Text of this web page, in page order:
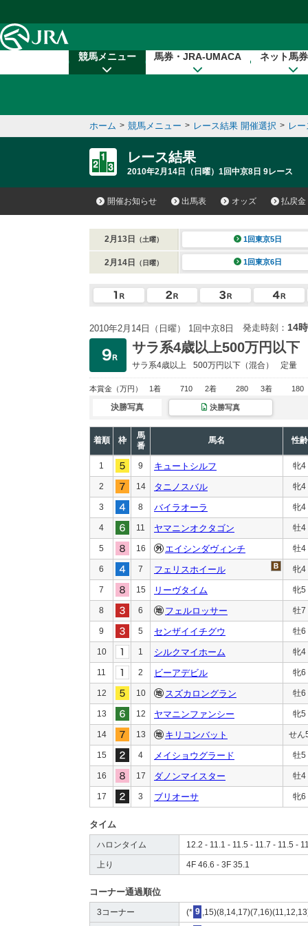
競馬メニュー 馬券・JRA-UMACA ネット馬
ホーム > 競馬メニュー > レース結果 開催選択 > レ
レース結果
2010年2月14日（日曜）1回中京8日 9レース
開催お知らせ 出馬表 オッズ 払戻金
2月13日 （土曜） 1回東京5日
2月14日 （日曜） 1回東京6日
2010年2月14日（日曜） 1回中京8日 発走時刻： 14
サラ系4歳以上500万円以下
サラ系4歳以上 500万円以下 （混合） 定量
本賞金 （万円） 1着 710 2着 280 3着 180
決勝写真 決勝写真
着順 枠
馬
番
馬名 性齢
1 9 キュートシルフ 牝4
2 14 タニノスバル 牝4
3 8 バイラオーラ 牝4
4 11 ヤマニンオクタゴン 牡4
5 16 エイシンダヴィンチ 牡4
6 7 フェリスホイール 牝4
7 15 リーヴタイム 牝5
8 6 フェルロッサー 牡7
9 5 センザイイチグウ 牡6
10 1 シルクマイホーム 牝4
11 2 ビーアデビル 牝6
12 10 スズカロングラン 牡6
13 12 ヤマニンファンシー 牝5
14 13 キリコンバット せん
15 4 メイショウグラード 牡5
16 17 ダノンマイスター 牡4
17 3 ブリオーサ 牝6
タイム
ハロンタイム 12.2 - 11.1 - 11.5 - 11.7 - 11.5 -
上り 4F 46.6 - 3F 35.1
コーナー通過順位
3コーナー (* 9